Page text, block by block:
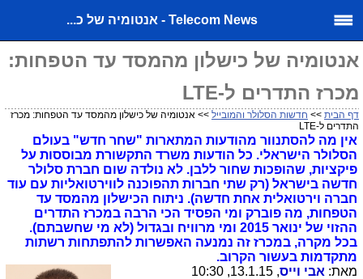
Telecom News - אנטומיה של כ...
אנטומיה של כישלון מהמסד עד הטפחות:
מכרז התדרים ל-LTE
דף הבית >> חדשות הסלולר והמובייל >> אנטומיה של כישלון מהמסד עד הטפחות: מכרז
התדרים ל-LTE
אין מה להסתנוור מהודעות המתארות "שחר חדש" בעולם
הסלולר הישראלי. כל הודעות משרד התקשורת מבוססות על
פיקציות, שהופכות שחור ללבן. לא נולדה שום חברת סלולר
חדשה בישראל (רק שתי חברות תהפוכנה לווירטואליות עם עוד
חברה וירטואלית אחת חדשה). ניתוח הכישלון מהמסד עד
הטפחות, מה פוברק ומי הפסיד הכי הרבה במכרז התדרים
ההזוי של ינואר 2015 ומי מרוויח ובגדול (לא מי שחשבתם).
בכל מקרה, במכרז זה נמנעה האפשרות להתפתחות רשתות
מתקדמות בעשור הקרוב.
מאת: אבי וייס, 13.1.15, 10:30